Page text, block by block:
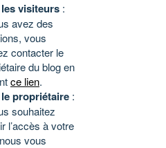
visiteurs :
avez des
vous
contacter le
du blog en
ce lien.
propriétaire :
souhaitez
l’accès à votre
vous